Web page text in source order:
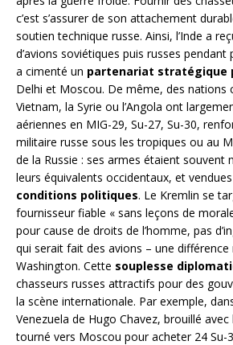
c’est s’assurer de son attachement
soutien technique russe. Ainsi, l’Inde a
d’avions soviétiques puis russes pendant
a cimenté un partenariat stratégique
Delhi et Moscou. De même, des nations
Vietnam, la Syrie ou l’Angola ont
aériennes en MIG-29, Su-27, Su-30,
militaire russe sous les tropiques ou au
de la Russie : ses armes étaient souvent
leurs équivalents occidentaux, et
conditions politiques. Le Kremlin se
fournisseur fiable « sans leçons de
pour cause de droits de l’homme, pas
qui serait fait des avions – une
Washington. Cette souplesse
chasseurs russes attractifs pour des
la scène internationale. Par exemple,
Venezuela de Hugo Chavez, brouillé avec
tourné vers Moscou pour acheter 24 Su-